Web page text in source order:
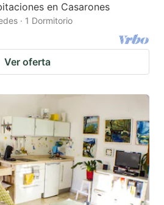
en Casarones
· 1 Dormitorio
Ver oferta